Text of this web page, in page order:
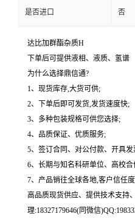
是否进口 否
达比加群酯杂质H
下单后可提供液相、液质、氢谱
为什么选择鼎信通?
1、现货库存,大货可供;
2、下单后即可发货,发货速度快;
3、多种包装规格可供您选择;
4、品质保证、优质服务;
5、签订合同、对公付款、开具
6、长期与知名科研单位、高校合
7、产品销往全球各地,客户信任
高品质现货供应、提供技术支持
理:18327179646(同微信